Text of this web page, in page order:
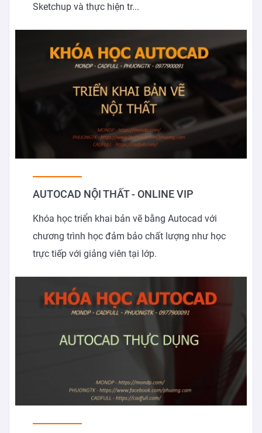
Sketchup và thực hiện tr...
AUTOCAD NỘI THẤT - ONLINE VIP
Khóa học triển khai bản vẽ bằng Autocad với
chương trình học đảm bảo chất lượng như học
trực tiếp với giảng viên tại lớp.